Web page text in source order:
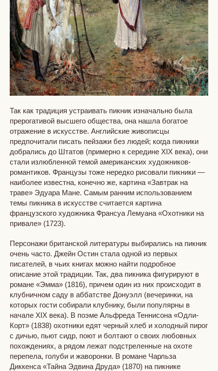
Так как традиция устраивать пикник изначально была
прерогативой высшего общества, она нашла богатое
отражение в искусстве. Английские живописцы
предпочитали писать пейзажи без людей; когда пикники
добрались до Штатов (примерно к середине XIX века), они
стали излюбленной темой американских художников-
романтиков. Французы тоже нередко рисовали пикники —
наиболее известна, конечно же, картина «Завтрак на
траве» Эдуара Мане. Самым ранним использованием
темы пикника в искусстве считается картина
французского художника Франсуа Лемуана «Охотники на
привале» (1723).
Персонажи британской литературы выбирались на пикник
очень часто. Джейн Остин стала одной из первых
писателей, в чьих книгах можно найти подробное
описание этой традиции. Так, два пикника фигурируют в
романе «Эмма» (1816), причем один из них происходит в
клубничном саду в аббатстве Донуэлл (вечеринки, на
которых гости собирали клубнику, были популярны в
начале XIX века). В поэме Альфреда Теннисона «Одли-
Корт» (1838) охотники едят черный хлеб и холодный пирог
с дичью, пьют сидр, поют и болтают о своих любовных
похождениях, а рядом лежат подстреленные на охоте
перепела, голуби и жаворонки. В романе Чарльза
Диккенса «Тайна Эдвина Друда» (1870) на пикнике